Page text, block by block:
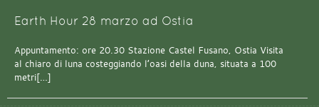
Earth Hour 28 marzo ad Ostia
Appuntamento: ore 20.30 Stazione Castel Fusano, Ostia Visita
al chiaro di luna costeggiando l’oasi della duna, situata a 100
metri[…]